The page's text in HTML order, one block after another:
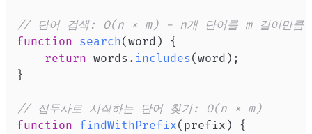
// 단어 검색: O(n × m) - n개 단어를 m 길이만큼
function search( word )
{
return words . includes( word ) ;
}
// 접두사로 시작하는 단어 찾기: O(n × m)
function findWithPrefix( prefix )
{